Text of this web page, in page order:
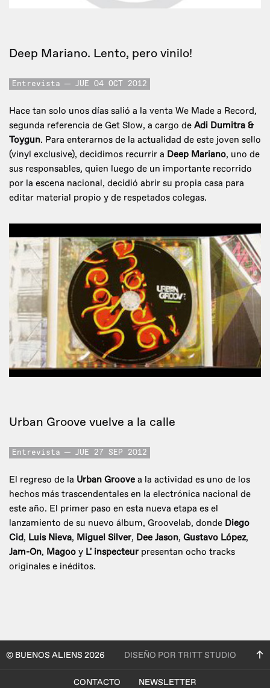
Deep Mariano. Lento, pero vinilo!
Entrevista JUE 04 OCT 2012
Hace tan solo unos días salió a la venta We Made a Record,
segunda referencia de Get Slow, a cargo de Adi Dumitra &
Toygun. Para enterarnos de la actualidad de este joven sello
(vinyl exclusive), decidimos recurrir a Deep Mariano, uno de
sus responsables, quien luego de un importante recorrido
por la escena nacional, decidió abrir su propia casa para
editar material propio y de respetados colegas.
Urban Groove vuelve a la calle
Entrevista JUE 27 SEP 2012
El regreso de la Urban Groove a la actividad es uno de los
hechos más trascendentales en la electrónica nacional de
este año. El primer paso en esta nueva etapa es el
lanzamiento de su nuevo álbum, Groovelab, donde Diego
Cid, Luis Nieva, Miguel Silver, Dee Jason, Gustavo López,
Jam-On, Magoo y L' inspecteur presentan ocho tracks
originales e inéditos.
© BUENOS ALIENS 2026 DISEÑO POR TRITT STUDIO
CONTACTO NEWSLETTER